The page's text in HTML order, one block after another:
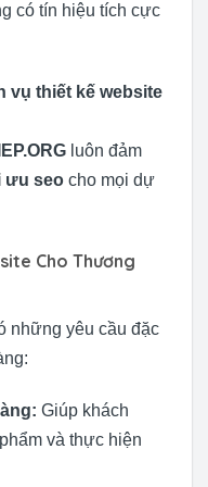
có tín hiệu tích cực
vụ thiết kế website
luôn đảm
ưu seo cho mọi dự
Cho Thương
những yêu cầu đặc
Giúp khách
và thực hiện